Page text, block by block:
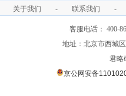
关于我们 - 联系我们 -
客服电话： 400-
地址：北京市西城
君略
京公网安备